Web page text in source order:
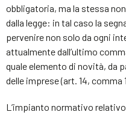
obbligatoria, ma la stessa
dalla legge: in tal caso la
pervenire non solo da ogni
attualmente dall’ultimo
quale elemento di novità, da
delle imprese (art. 14, comma
L’impianto normativo